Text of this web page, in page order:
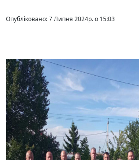
Опубліковано: 7 Липня 2024р. о 15:03